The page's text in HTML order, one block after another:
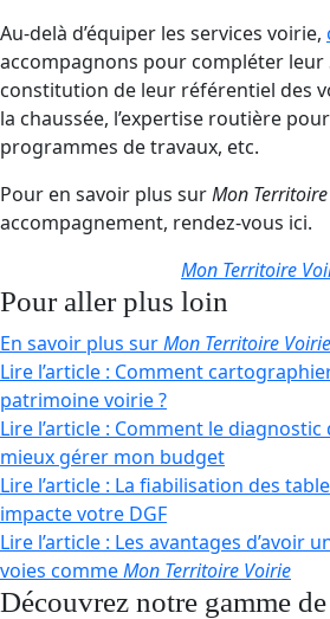
Au-delà d’équiper les services voirie,
accompagnons pour compléter leur
constitution de leur référentiel des
la chaussée, l’expertise routière
programmes de travaux, etc.
Pour en savoir plus surMon
accompagnement, rendez-vous ici.
Mon Territoire
Pour aller plus loin
En savoir plus surMon Territoire Voirie
Lire l’article : Comment
patrimoine voirie ?
Lire l’article : Comment le
mieux gérer mon budget
Lire l’article : La fiabilisation des
impacte votre DGF
Lire l’article : Les avantages d’avoir
voies commeMon Territoire Voirie
Découvrez notre gamme